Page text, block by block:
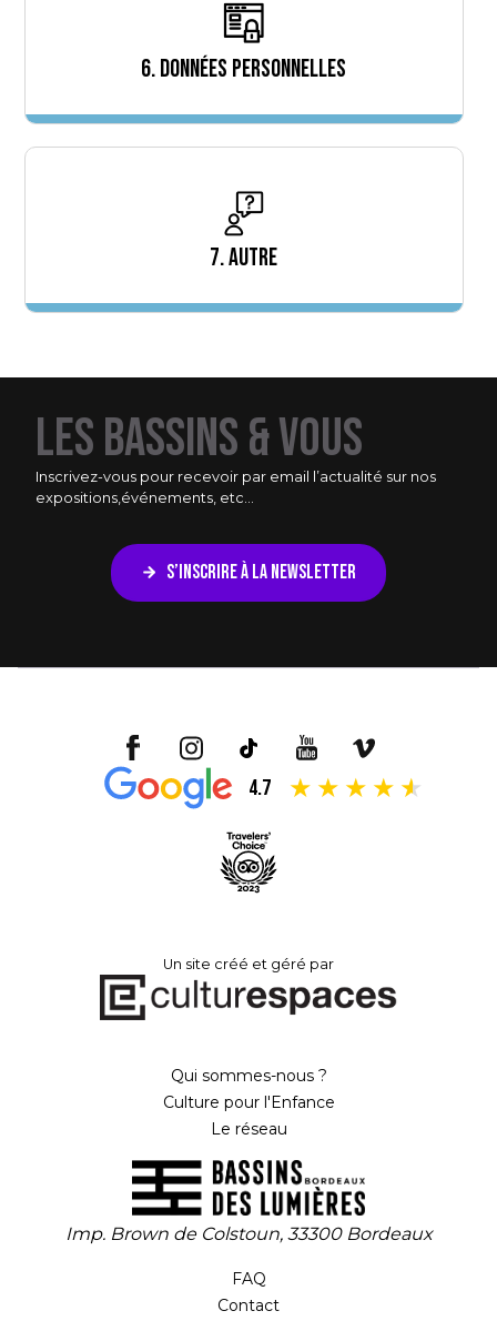
6. DONNÉES PERSONNELLES
7. AUTRE
LES BASSINS & VOUS
Inscrivez-vous pour recevoir par email l’actualité sur nos
expositions,événements, etc...
S’INSCRIRE À LA NEWSLETTER
4.7
Un site créé et géré par
Qui sommes-nous ?
Culture pour l'Enfance
Le réseau
Imp. Brown de Colstoun, 33300 Bordeaux
FAQ
Contact